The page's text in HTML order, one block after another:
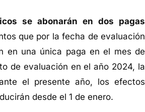
se abonarán en dos pagas
que por la fecha de evaluación
en una única paga en el mes de
de evaluación en el año 2024, la
el presente año, los efectos
desde el 1 de enero.